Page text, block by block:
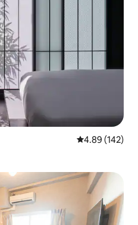
औसत रेटिंग 5 में से
4.89 (142)